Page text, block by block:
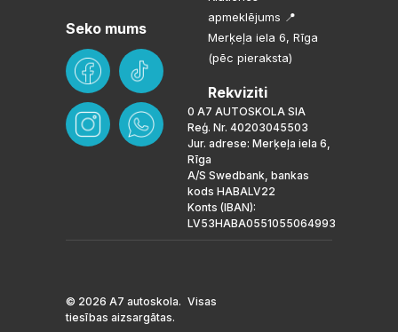
0 A7 AUTOSKOLA SIA
Reģ. Nr. 40203045503
Jur. adrese: Merķeļa iela 6,
Rīga
A/S Swedbank, bankas
kods HABALV22
Konts (IBAN):
LV53HABA0551055064993
© 2026 A7 autoskola. Visas
tiesības aizsargātas.
apmeklējums 📍
Merķeļa iela 6, Rīga
(pēc pieraksta)
Seko mums
Rekviziti